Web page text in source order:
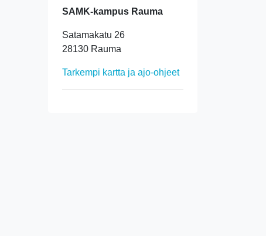
SAMK-kampus Rauma
Satamakatu 26
28130 Rauma
Tarkempi kartta ja ajo-ohjeet